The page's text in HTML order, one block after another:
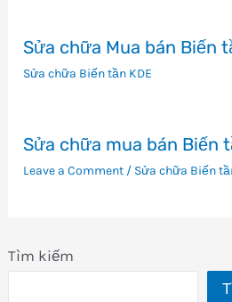
Tìm kiếm
Sửa chữa Mua bán Biến
Sửa chữa Biến tần KDE
Sửa chữa mua bán Biến
Leave a Comment / Sửa chữa Biến